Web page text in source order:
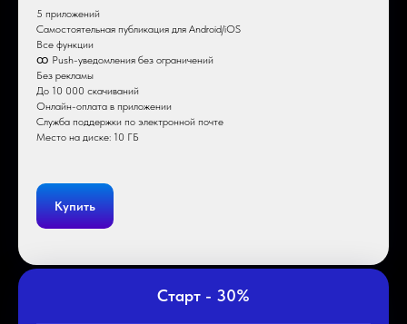
5 приложений
Самостоятельная публикация для Android/iOS
Все функции
ထ Push-уведомления без ограничений
Без рекламы
До 10 000 скачиваний
Онлайн-оплата в приложении
Служба поддержки по электронной почте
Место на диске: 10 ГБ
Купить
Старт - 30%